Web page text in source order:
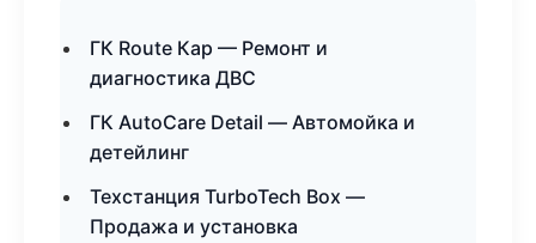
ГК Route Кар — Ремонт и
диагностика ДВС
ГК AutoCare Detail — Автомойка и
детейлинг
Техстанция TurboTech Box —
Продажа и установка